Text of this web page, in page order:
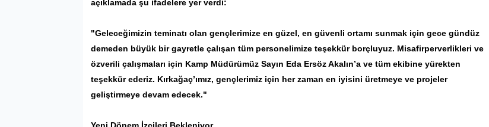
açıklamada şu ifadelere yer verdi:
"Geleceğimizin teminatı olan gençlerimize en güzel, en güvenli ortamı sunmak için gece gündüz
demeden büyük bir gayretle çalışan tüm personelimize teşekkür borçluyuz. Misafirperverlikleri ve
özverili çalışmaları için Kamp Müdürümüz Sayın Eda Ersöz Akalın’a ve tüm ekibine yürekten
teşekkür ederiz. Kırkağaç’ımız, gençlerimiz için her zaman en iyisini üretmeye ve projeler
geliştirmeye devam edecek."
SİYASET